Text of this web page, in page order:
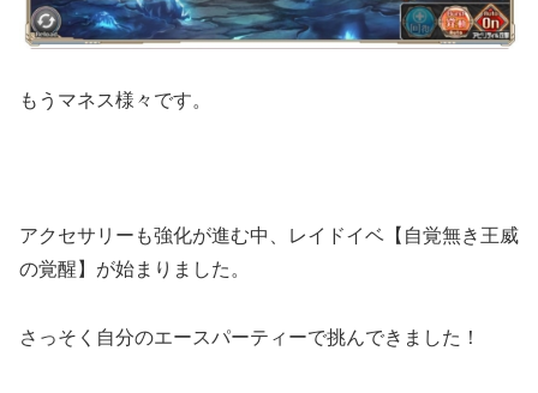
もうマネス様々です。
アクセサリーも強化が進む中、レイドイベ【自覚無き王威
の覚醒】が始まりました。
さっそく自分のエースパーティーで挑んできました！